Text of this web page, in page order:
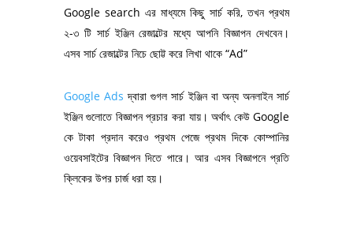
Google search এর মাধ্যমে কিছু সার্চ করি, তখন প্রথম
২-৩ টি সার্চ ইঞ্জিন রেজাল্টের মধ্যে আপনি বিজ্ঞাপন দেখবেন।
এসব সার্চ রেজাল্টের নিচে ছোট্ট করে লিখা থাকে “Ad”
Google Ads দ্বারা গুগল সার্চ ইঞ্জিন বা অন্য অনলাইন সার্চ
ইঞ্জিন গুলোতে বিজ্ঞাপন প্রচার করা যায়। অর্থাৎ কেউ Google
কে টাকা প্রদান করেও প্রথম পেজে প্রথম দিকে কোম্পানির
ওয়েবসাইটের বিজ্ঞাপন দিতে পারে। আর এসব বিজ্ঞাপনে প্রতি
ক্লিকের উপর চার্জ ধরা হয়।